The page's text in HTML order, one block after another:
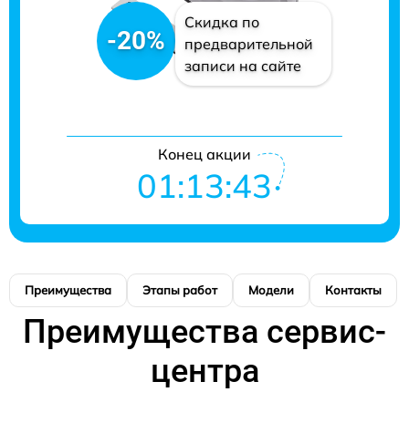
-20%
Скидка по
предварительной
записи на сайте
Конец акции
01:13:43
Преимущества Этапы работ Модели Контакты
Преимущества сервис-
центра